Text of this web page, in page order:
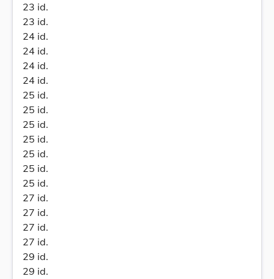
23 id.
23 id.
24 id.
24 id.
24 id.
24 id.
25 id.
25 id.
25 id.
25 id.
25 id.
25 id.
25 id.
27 id.
27 id.
27 id.
27 id.
29 id.
29 id.